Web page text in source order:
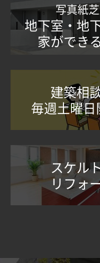
写真紙
地下室・地
家ができ
建築相
毎週土曜
スケル
リフォ